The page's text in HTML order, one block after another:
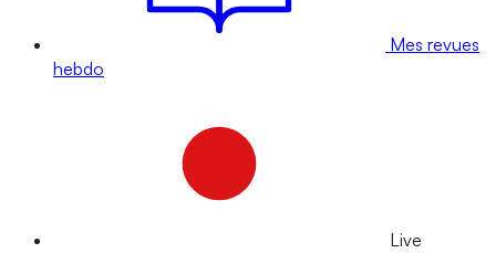
Mes revues
hebdo
Live